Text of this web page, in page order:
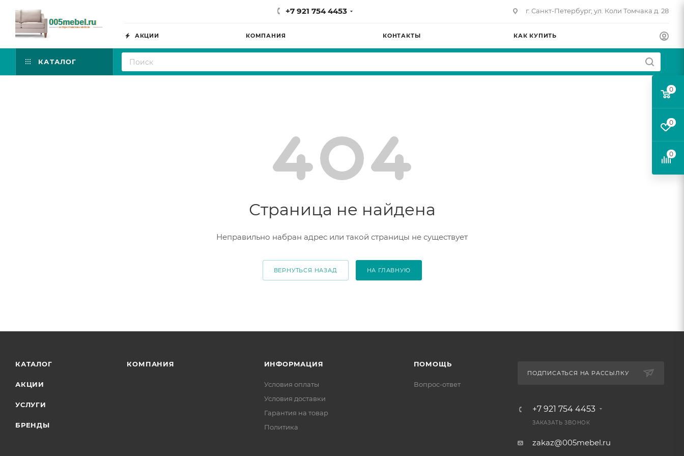
+7 921 754 4453 г. Санкт-Петербург, ул. Коли Томчака д. 28
АКЦИИ КОМПАНИЯ КОНТАКТЫ КАК КУПИТЬ
КАТАЛОГ
Страница не найдена
Неправильно набран адрес или такой страницы не существует
ВЕРНУТЬСЯ НАЗАД НА ГЛАВНУЮ
КАТАЛОГ
АКЦИИ
УСЛУГИ
БРЕНДЫ
КОМПАНИЯ ИНФОРМАЦИЯ
Условия оплаты
Условия доставки
Гарантия на товар
Политика
ПОМОЩЬ
Вопрос-ответ
ПОДПИСАТЬСЯ НА РАССЫЛКУ
+7 921 754 4453
ЗАКАЗАТЬ ЗВОНОК
zakaz@005mebel.ru
0
0
0